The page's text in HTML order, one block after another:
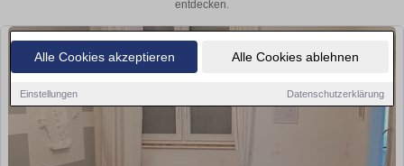
Alle Cookies akzeptieren Alle Cookies ablehnen
Einstellungen Datenschutzerklärung
entdecken.